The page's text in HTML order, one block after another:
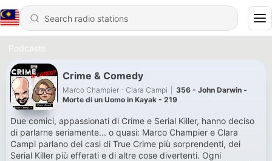
Podcasts
Crime & Comedy
Marco Champier - Clara Campi
356 - John Darwin -
Morte di un Uomo in Kayak - 219
Due comici, appassionati di Crime e Serial Killer, hanno deciso
di parlarne seriamente... o quasi: Marco Champier e Clara
Campi parlano dei casi di True Crime più sorprendenti, dei
Serial Killer più efferati e di altre cose divertenti. Ogni